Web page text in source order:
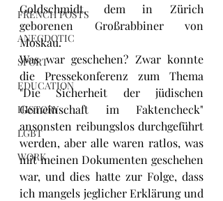
FRENCH POSTS
ANECDOTIC
SPORT
EDUCATION
HISTORY
LGBT
WORK
Goldschmidt, dem in Zürich
geborenen Großrabbiner von
Moskau.
Was war geschehen? Zwar konnte
die Pressekonferenz zum Thema
"Die Sicherheit der jüdischen
Gemeinschaft im Faktencheck"
ansonsten reibungslos durchgeführt
werden, aber alle waren ratlos, was
mit meinen Dokumenten geschehen
war, und dies hatte zur Folge, dass
ich mangels jeglicher Erklärung und